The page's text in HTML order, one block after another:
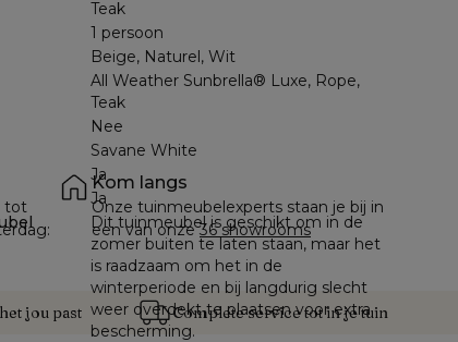
Teak
1 persoon
Beige, Naturel, Wit
All Weather Sunbrella® Luxe, Rope,
Teak
Nee
Savane White
Ja
Ja
Dit tuinmeubel is geschikt om in de
zomer buiten te laten staan, maar het
is raadzaam om het in de
winterperiode en bij langdurig slecht
weer overdekt te plaatsen voor extra
bescherming.
tot
Kom langs
Onze tuinmeubelexperts staan je bij in
een van onze 36 showrooms
jou past Complete service tot in je tuin